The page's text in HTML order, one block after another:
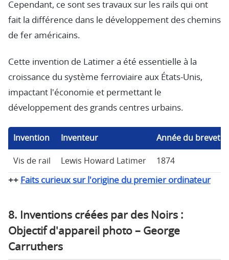
Cependant, ce sont ses travaux sur les rails qui ont
fait la différence dans le développement des chemins
de fer américains.
Cette invention de Latimer a été essentielle à la
croissance du système ferroviaire aux États-Unis,
impactant l'économie et permettant le
développement des grands centres urbains.
Invention Inventeur Année du brevet
Vis de rail Lewis Howard Latimer 1874
++ Faits curieux sur l'origine du premier ordinateur
8. Inventions créées par des Noirs :
Objectif d'appareil photo – George
Carruthers